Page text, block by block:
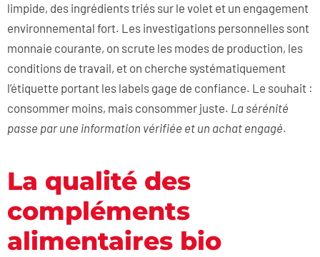
limpide, des ingrédients triés sur le volet et un engagement
environnemental fort. Les investigations personnelles sont
monnaie courante, on scrute les modes de production, les
conditions de travail, et on cherche systématiquement
l’étiquette portant les labels gage de confiance. Le souhait :
consommer moins, mais consommer juste. La sérénité
passe par une information vérifiée et un achat engagé.
La qualité des
compléments
alimentaires bio